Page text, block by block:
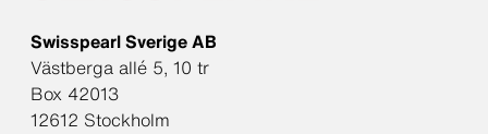
Swisspearl Sverige AB
Västberga allé 5, 10 tr
Box 42013
12612 Stockholm